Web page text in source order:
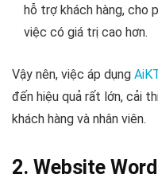
hỗ trợ khách hàng, cho
việc có giá trị cao hơn.
Vậy nên, việc áp dụng
đến hiệu quả rất lớn, cải
khách hàng và nhân viên.
2. Website